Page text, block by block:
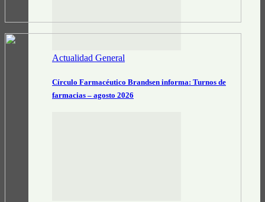
Actualidad General
Círculo Farmacéutico Brandsen informa: Turnos de
farmacias – agosto 2026